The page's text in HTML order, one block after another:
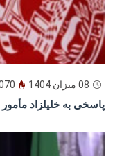
08 میزان 1404
پاسخى به خليلزاد